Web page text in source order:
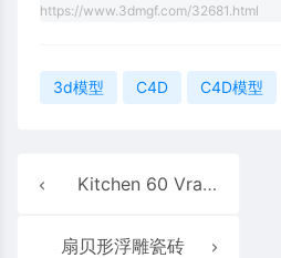
https://www.3dmgf.com/32681.html
3d模型 C4D C4D模型
Kitchen 60 Vray 3D模型
扇贝形浮雕瓷砖